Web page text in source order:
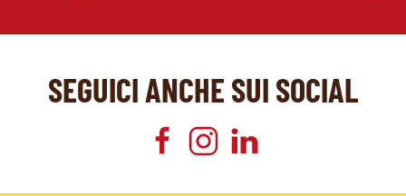
SEGUICI ANCHE SUI SOCIAL